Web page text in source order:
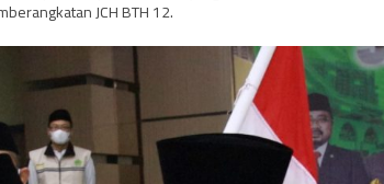
JCH BTH 12.